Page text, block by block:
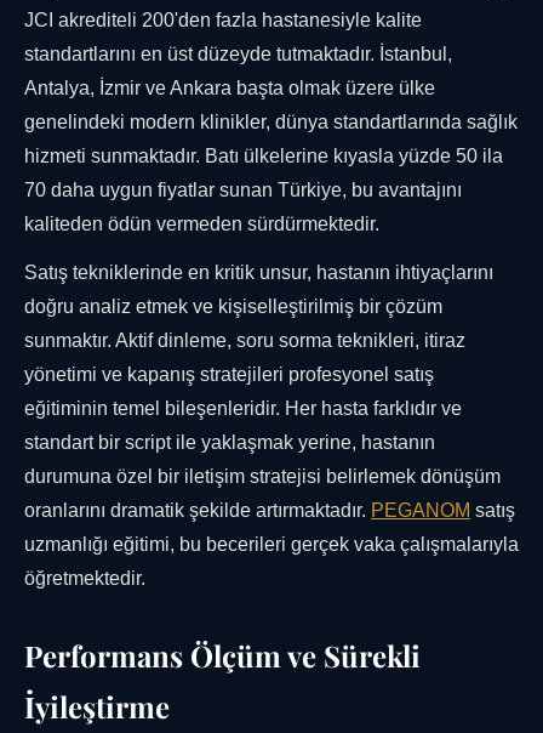
JCI akrediteli 200'den fazla hastanesiyle kalite
standartlarını en üst düzeyde tutmaktadır. İstanbul,
Antalya, İzmir ve Ankara başta olmak üzere ülke
genelindeki modern klinikler, dünya standartlarında sağlık
hizmeti sunmaktadır. Batı ülkelerine kıyasla yüzde 50 ila
70 daha uygun fiyatlar sunan Türkiye, bu avantajını
kaliteden ödün vermeden sürdürmektedir.
Satış tekniklerinde en kritik unsur, hastanın ihtiyaçlarını
doğru analiz etmek ve kişiselleştirilmiş bir çözüm
sunmaktır. Aktif dinleme, soru sorma teknikleri, itiraz
yönetimi ve kapanış stratejileri profesyonel satış
eğitiminin temel bileşenleridir. Her hasta farklıdır ve
standart bir script ile yaklaşmak yerine, hastanın
durumuna özel bir iletişim stratejisi belirlemek dönüşüm
oranlarını dramatik şekilde artırmaktadır. PEGANOM satış
uzmanlığı eğitimi, bu becerileri gerçek vaka çalışmalarıyla
öğretmektedir.
Performans Ölçüm ve Sürekli
İyileştirme